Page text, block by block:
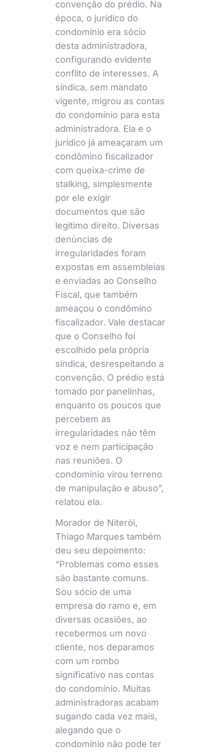
convenção do prédio. Na
época, o jurídico do
condomínio era sócio
desta administradora,
configurando evidente
conflito de interesses. A
síndica, sem mandato
vigente, migrou as contas
do condomínio para esta
administradora. Ela e o
jurídico já ameaçaram um
condômino fiscalizador
com queixa-crime de
stalking, simplesmente
por ele exigir
documentos que são
legitimo direito. Diversas
denúncias de
irregularidades foram
expostas em assembleias
e enviadas ao Conselho
Fiscal, que também
ameaçou o condômino
fiscalizador. Vale destacar
que o Conselho foi
escolhido pela própria
síndica, desrespeitando a
convenção. O prédio está
tomado por panelinhas,
enquanto os poucos que
percebem as
irregularidades não têm
voz e nem participação
nas reuniões. O
condomínio virou terreno
de manipulação e abuso”,
relatou ela.
Morador de Niterói,
Thiago Marques também
deu seu depoimento:
“Problemas como esses
são bastante comuns.
Sou sócio de uma
empresa do ramo e, em
diversas ocasiões, ao
recebermos um novo
cliente, nos deparamos
com um rombo
significativo nas contas
do condomínio. Muitas
administradoras acabam
sugando cada vez mais,
alegando que o
condomínio não pode ter